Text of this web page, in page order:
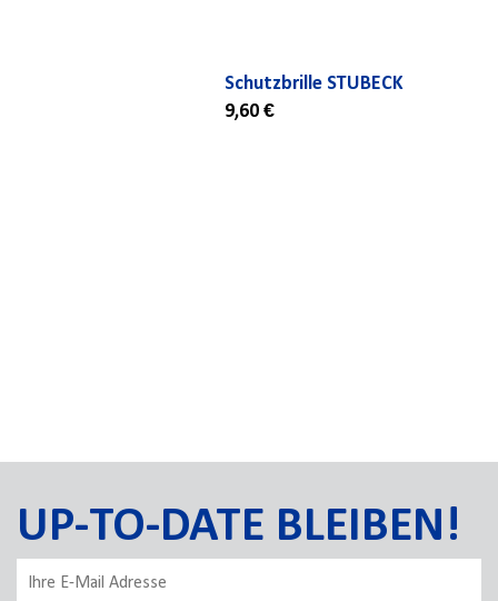
Schutzbrille STUBECK
UP-TO-DATE BLEIBEN!